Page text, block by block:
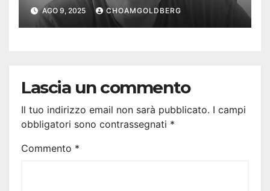
AGO 9, 2025 CHOAMGOLDBERG
Lascia un commento
Il tuo indirizzo email non sarà pubblicato. I campi
obbligatori sono contrassegnati *
Commento *